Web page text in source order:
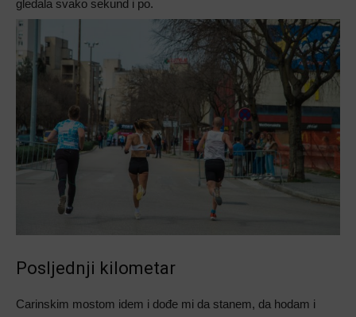
gledala svako sekund i po.
Posljednji kilometar
Carinskim mostom idem i dođe mi da stanem, da hodam i